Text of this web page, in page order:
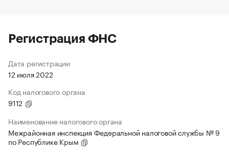
Регистрация ФНС
Дата регистрации
12 июля 2022
Код налогового органа
9112
Наименование налогового органа
Межрайонная инспекция Федеральной налоговой службы № 9
по Республике Крым